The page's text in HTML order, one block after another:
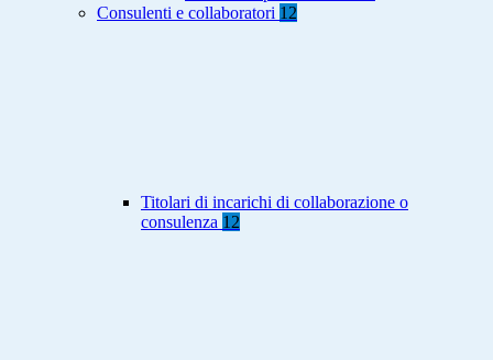
Consulenti e collaboratori 12
Titolari di incarichi di collaborazione o
consulenza 12